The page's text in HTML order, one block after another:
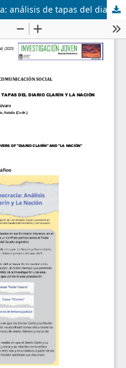
Lawfare, medios y democracia: análisis de tapas del diario Clarín y La Nación